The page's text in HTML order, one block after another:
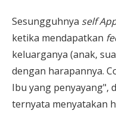
Sesungguhnya self
ketika mendapatkan
keluarganya (anak,
dengan harapannya.
Ibu yang penyayang",
ternyata menyatakan